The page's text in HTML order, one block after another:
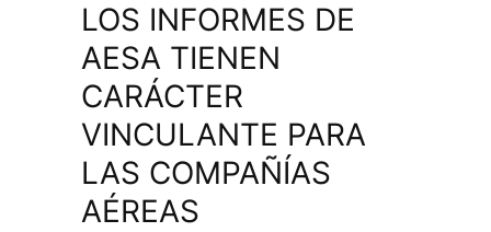
LOS INFORMES DE
AESA TIENEN
CARÁCTER
VINCULANTE PARA
LAS COMPAÑÍAS
AÉREAS